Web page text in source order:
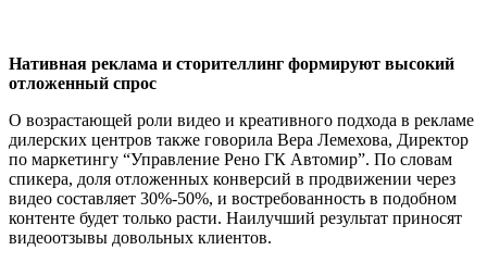
Нативная реклама и сторителлинг формируют высокий
отложенный спрос
О возрастающей роли видео и креативного подхода в рекламе
дилерских центров также говорила Вера Лемехова, Директор
по маркетингу “Управление Рено ГК Автомир”. По словам
спикера, доля отложенных конверсий в продвижении через
видео составляет 30%-50%, и востребованность в подобном
контенте будет только расти. Наилучший результат приносят
видеоотзывы довольных клиентов.